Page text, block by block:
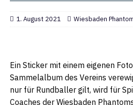
1. August 2021 Wiesbaden
Ein Sticker mit einem eigenen
Sammelalbum des Vereins
nur für Rundballer gilt, wird für
Coaches der Wiesbaden